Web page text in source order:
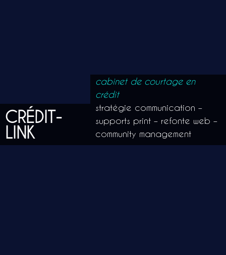
CRÉDIT-
LINK
cabinet de courtage en
crédit
stratégie communication –
supports print – refonte web –
community management